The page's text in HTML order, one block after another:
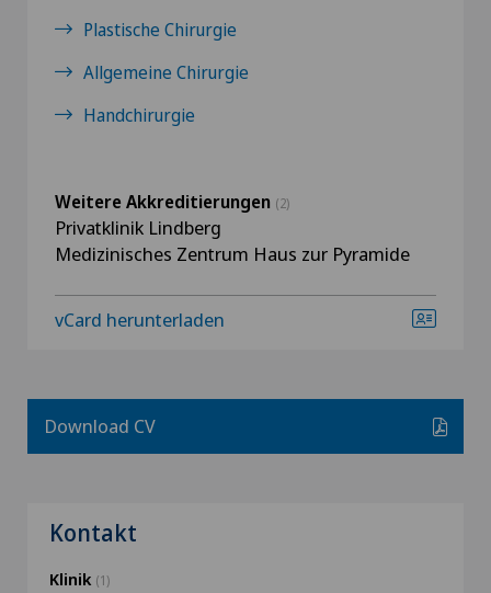
Plastische Chirurgie
Allgemeine Chirurgie
Handchirurgie
Weitere Akkreditierungen (2)
Privatklinik Lindberg
Medizinisches Zentrum Haus zur Pyramide
vCard herunterladen
Download CV
Kontakt
Klinik (1)